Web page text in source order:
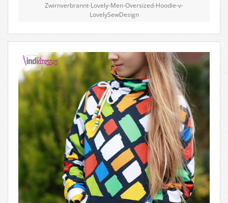
Zwirnverbrannt-Lovely-Men-Oversized-Hoodie-v-
LovelySewDesign